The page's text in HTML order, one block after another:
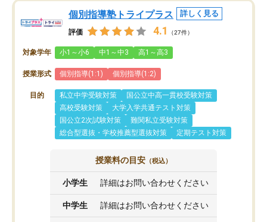
個別指導塾トライプラス 詳しく見る
評価 4.1 （27件）
対象学年 小1～小6 中1～中3 高1～高3
授業形式 個別指導(1:1) 個別指導(1:2)
目的 私立中学受験対策
国公立中高一貫校受験対策
高校受験対策
大学入学共通テスト対策
国公立2次試験対策
難関私立受験対策
総合型選抜・学校推薦型選抜対策
定期テスト対策
授業料の目安 （税込）
小学生 詳細はお問い合わせください
中学生 詳細はお問い合わせください